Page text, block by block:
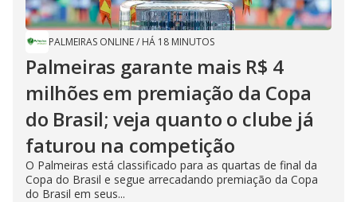
PALMEIRAS ONLINE/ HÁ 18 MINUTOS
Palmeiras garante mais R$ 4
milhões em premiação da Copa
do Brasil; veja quanto o clube já
faturou na competição
O Palmeiras está classificado para as quartas de final da
Copa do Brasil e segue arrecadando premiação da Copa
do Brasil em seus...